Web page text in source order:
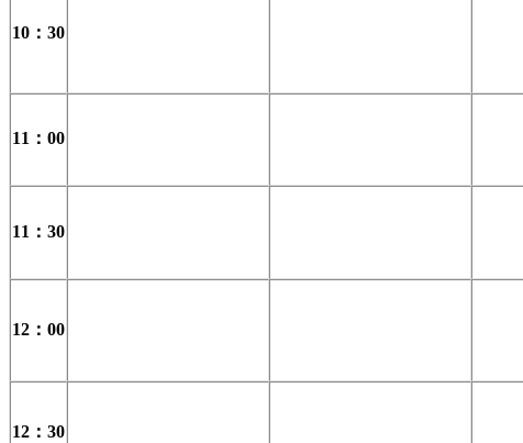
10：30
11：00
11：30
12：00
12：30